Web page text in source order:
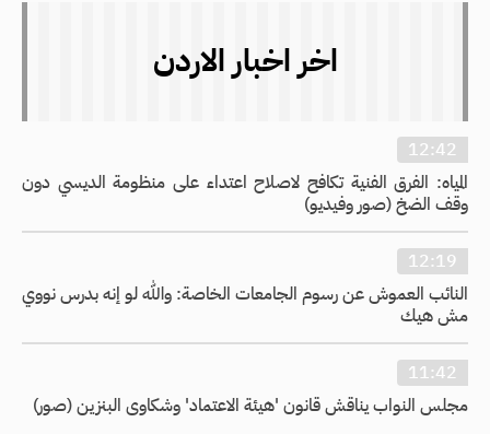
اخر اخبار الاردن
12:42
المياه: الفرق الفنية تكافح لاصلاح اعتداء على منظومة الديسي دون
وقف الضخ (صور وفيديو)
12:19
النائب العموش عن رسوم الجامعات الخاصة: والله لو إنه بدرس نووي
مش هيك
11:42
مجلس النواب يناقش قانون 'هيئة الاعتماد' وشكاوى البنزين (صور)